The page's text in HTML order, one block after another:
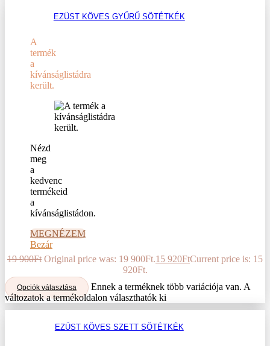
EZÜST KÖVES GYŰRŰ SÖTÉTKÉK
A
termék
a
kívánságlistádra
került.
Nézd
meg
a
kedvenc
termékeid
a
kívánságlistádon.
MEGNÉZEM
Bezár
19 900Ft Original price was: 19 900Ft.15 920FtCurrent price is: 15
920Ft.
Opciók választása
Ennek a terméknek több variációja van. A
változatok a termékoldalon választhatók ki
EZÜST KÖVES SZETT SÖTÉTKÉK